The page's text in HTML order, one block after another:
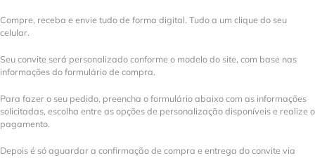
Compre, receba e envie tudo de forma digital. Tudo a um clique do seu
celular.
Seu convite será personalizado conforme o modelo do site, com base nas
informações do formulário de compra.
Para fazer o seu pedido, preencha o formulário abaixo com as informações
solicitadas, escolha entre as opções de personalização disponíveis e realize o
pagamento.
Depois é só aguardar a confirmação de compra e entrega do convite via